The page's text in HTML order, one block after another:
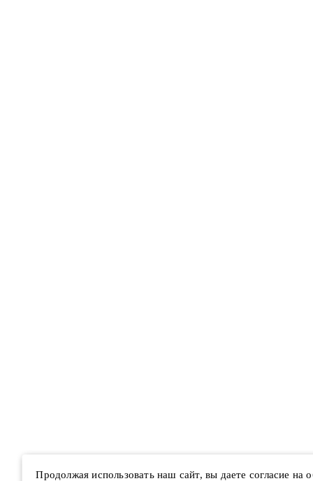
Продолжая использовать наш сайт, вы даете согласие на